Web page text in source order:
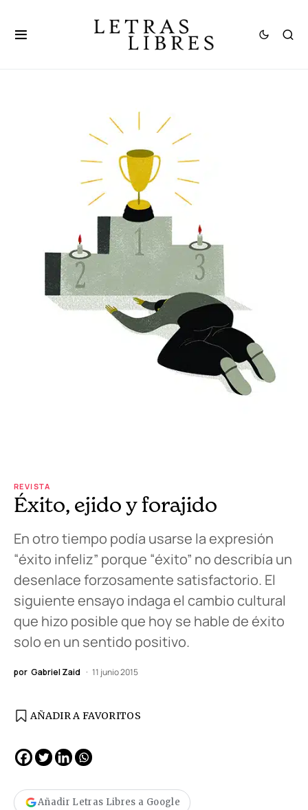
REVISTA
Éxito, ejido y forajido
En otro tiempo podía usarse la expresión
“éxito infeliz” porque “éxito” no describía un
desenlace forzosamente satisfactorio. El
siguiente ensayo indaga el cambio cultural
que hizo posible que hoy se hable de éxito
solo en un sentido positivo.
por Gabriel Zaid 11 junio 2015
AÑADIR A FAVORITOS
Añadir Letras Libres a Google